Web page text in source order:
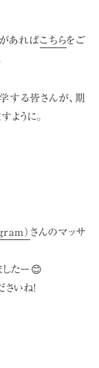
あればこちらをご
する皆さんが、 期
ように。
） さんのマッサ
したー😊
さいね!